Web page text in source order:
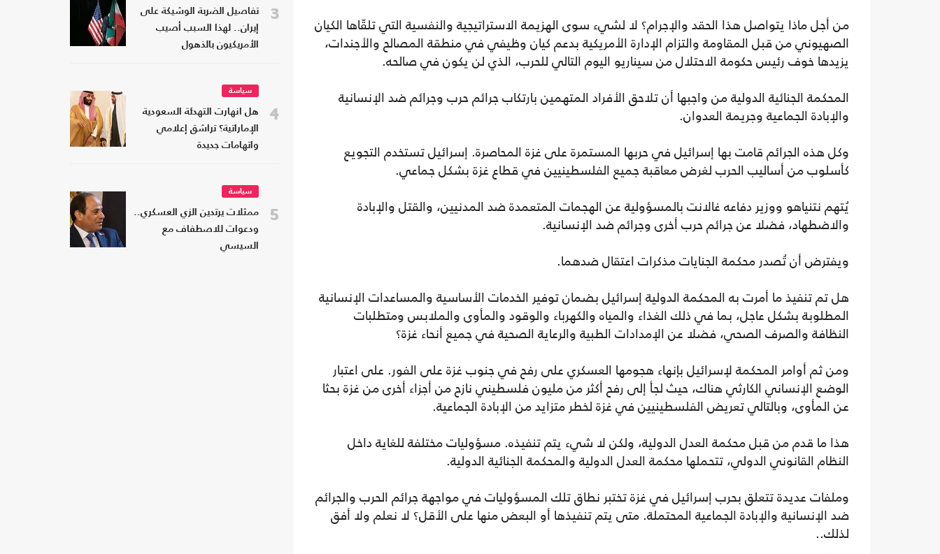
من أجل ماذا يتواصل هذا الحقد والإجرام؟ لا لشيء سوى الهزيمة الاستراتيجية والنفسية التي تلقّاها الكيان
الصهيوني من قبل المقاومة والتزام الإدارة الأمريكية بدعم كيان وظيفي في منطقة المصالح والأجندات،
يزيدها خوف رئيس حكومة الاحتلال من سيناريو اليوم التالي للحرب، الذي لن يكون في صالحه.
المحكمة الجنائية الدولية من واجبها أن تلاحق الأفراد المتهمين بارتكاب جرائم حرب وجرائم ضد الإنسانية
والإبادة الجماعية وجريمة العدوان.
وكل هذه الجرائم قامت بها إسرائيل في حربها المستمرة على غزة المحاصرة. إسرائيل تستخدم التجويع
كأسلوب من أساليب الحرب لغرض معاقبة جميع الفلسطينيين في قطاع غزة بشكل جماعي.
يُتهم نتنياهو ووزير دفاعه غالانت بالمسؤولية عن الهجمات المتعمدة ضد المدنيين، والقتل والإبادة
والاضطهاد، فضلا عن جرائم حرب أخرى وجرائم ضد الإنسانية.
ويفترض أن تُصدر محكمة الجنايات مذكرات اعتقال ضدهما.
هل تم تنفيذ ما أمرت به المحكمة الدولية إسرائيل بضمان توفير الخدمات الأساسية والمساعدات الإنسانية
المطلوبة بشكل عاجل، بما في ذلك الغذاء والمياه والكهرباء والوقود والمأوى والملابس ومتطلبات
النظافة والصرف الصحي، فضلا عن الإمدادات الطبية والرعاية الصحية في جميع أنحاء غزة؟
ومن ثم أوامر المحكمة لإسرائيل بإنهاء هجومها العسكري على رفح في جنوب غزة على الفور. على اعتبار
الوضع الإنساني الكارثي هناك، حيث لجأ إلى رفح أكثر من مليون فلسطيني نازح من أجزاء أخرى من غزة بحثا
عن المأوى، وبالتالي تعريض الفلسطينيين في غزة لخطر متزايد من الإبادة الجماعية.
هذا ما قدم من قبل محكمة العدل الدولية، ولكن لا شيء يتم تنفيذه. مسؤوليات مختلفة للغاية داخل
النظام القانوني الدولي، تتحملها محكمة العدل الدولية والمحكمة الجنائية الدولية.
وملفات عديدة تتعلق بحرب إسرائيل في غزة تختبر نطاق تلك المسؤوليات في مواجهة جرائم الحرب والجرائم
ضد الإنسانية والإبادة الجماعية المحتملة. متى يتم تنفيذها أو البعض منها على الأقل؟ لا نعلم ولا أفق
لذلك..
3
تفاصيل الضربة الوشيكة على
إيران.. لهذا السبب أصيب
الأمريكيون بالذهول
4
سياسة
هل انهارت التهدئة السعودية
الإماراتية؟ تراشق إعلامي
واتهامات جديدة
5
سياسة
ممثلات يرتدين الزي العسكري..
ودعوات للاصطفاف مع
السيسي